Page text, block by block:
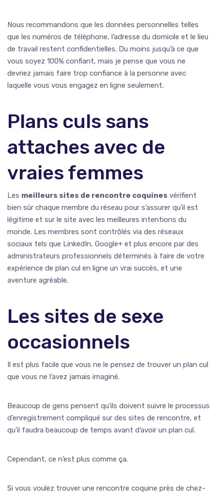
Nous recommandons que les données personnelles telles
que les numéros de téléphone, l’adresse du domicile et le lieu
de travail restent confidentielles. Du moins jusqu’à ce que
vous soyez 100% confiant, mais je pense que vous ne
devriez jamais faire trop confiance à la personne avec
laquelle vous vous engagez en ligne seulement.
Plans culs sans
attaches avec de
vraies femmes
Les meilleurs sites de rencontre coquines vérifient
bien sûr chaque membre du réseau pour s’assurer qu’il est
légitime et sur le site avec les meilleures intentions du
monde. Les membres sont contrôlés via des réseaux
sociaux tels que LinkedIn, Google+ et plus encore par des
administrateurs professionnels déterminés à faire de votre
expérience de plan cul en ligne un vrai succès, et une
aventure agréable.
Les sites de sexe
occasionnels
Il est plus facile que vous ne le pensez de trouver un plan cul
que vous ne l’avez jamais imaginé.
Beaucoup de gens pensent qu’ils doivent suivre le processus
d’enregistrement compliqué sur des sites de rencontre, et
qu’il faudra beaucoup de temps avant d’avoir un plan cul.
Cependant, ce n’est plus comme ça.
Si vous voulez trouver une rencontre coquine près de chez-